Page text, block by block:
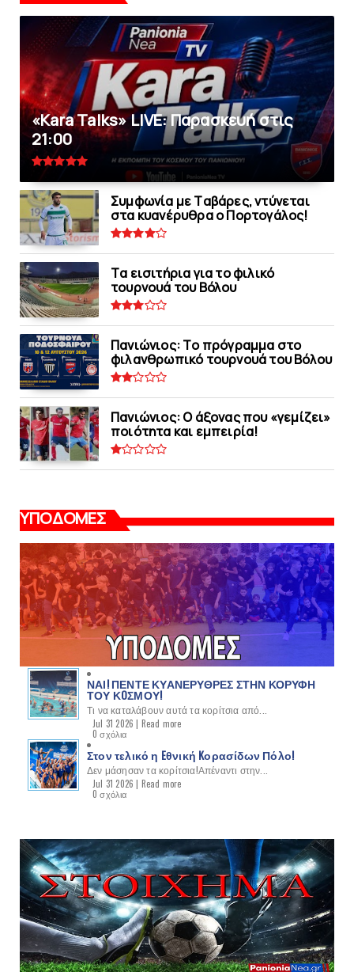
«Kara Talks» LIVE: Παρασκευή στις
21:00
Συμφωνία με Tαβάρες, ντύνεται
στα κυανέρυθρα ο Πορτογάλος!
Tα εισιτήρια για το φιλικό
τουρνουά του Bόλου
Πανιώνιoς: Tο πρόγραμμα στο
φιλανθρωπικό τουρνουά του Bόλου
Πανιώνιος: O άξονας που «γεμίζει»
ποιότητα και εμπειρία!
ΥΠΟΔΟΜΕΣ
ΝΑΙ! ΠΕΝΤΕ ΚΥΑΝΕΡΥΘΡΕΣ ΣΤΗΝ ΚΟΡΥΦΗ
ΤΟΥ ΚOΣΜΟΥ!
Τι να καταλάβουν αυτά τα κορίτσια από...
Jul 31 2026 | Read more
0 σχόλια
Στον τελικό η Eθνική Kορασίδων Πόλο!
Δεν μάσησαν τα κορίτσια!Απέναντι στην...
Jul 31 2026 | Read more
0 σχόλια